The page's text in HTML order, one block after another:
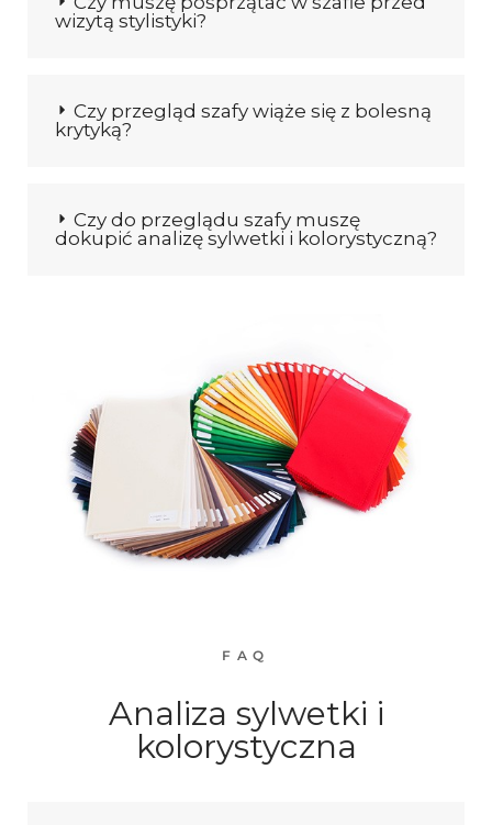
wizytą stylistyki?
Czy przegląd szafy wiąże się z bolesną
krytyką?
Czy do przeglądu szafy muszę
dokupić analizę sylwetki i kolorystyczną?
FAQ
Analiza sylwetki i
kolorystyczna